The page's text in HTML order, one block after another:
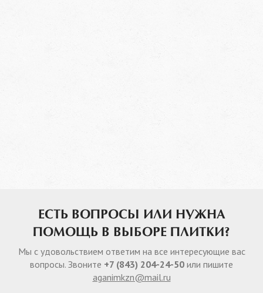
ЕСТЬ ВОПРОСЫ ИЛИ НУЖНА
ПОМОЩЬ В ВЫБОРЕ ПЛИТКИ?
Мы с удовольствием ответим на все интересующие вас
вопросы. Звоните +7 (843) 204-24-50 или пишите
aganimkzn@mail.ru